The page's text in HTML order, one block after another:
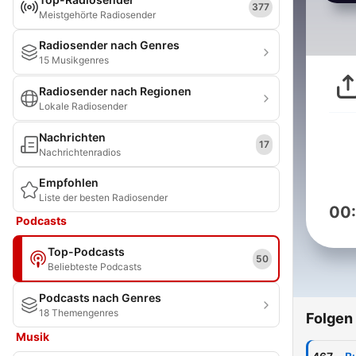
Meistgehörte Radiosender
377
Radiosender nach Genres
15 Musikgenres
Radiosender nach Regionen
Lokale Radiosender
Nachrichten
Nachrichtenradios
17
Empfohlen
Liste der besten Radiosender
Podcasts
Top-Podcasts
Beliebteste Podcasts
50
Podcasts nach Genres
18 Themengenres
Musik
Folgen